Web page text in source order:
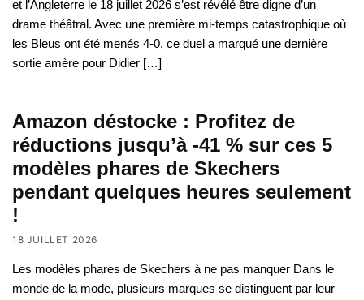
et l’Angleterre le 18 juillet 2026 s’est révélé être digne d’un
drame théâtral. Avec une première mi-temps catastrophique où
les Bleus ont été menés 4-0, ce duel a marqué une dernière
sortie amère pour Didier […]
Amazon déstocke : Profitez de
réductions jusqu’à -41 % sur ces 5
modèles phares de Skechers
pendant quelques heures seulement
!
18 JUILLET 2026
Les modèles phares de Skechers à ne pas manquer Dans le
monde de la mode, plusieurs marques se distinguent par leur